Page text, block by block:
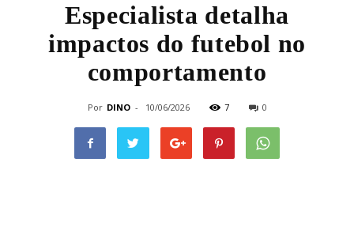
Especialista detalha
impactos do futebol no
comportamento
Por DINO - 10/06/2026 7 0